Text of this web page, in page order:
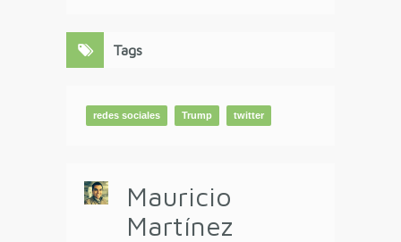
Tags
redes sociales Trump twitter
Mauricio
Martínez